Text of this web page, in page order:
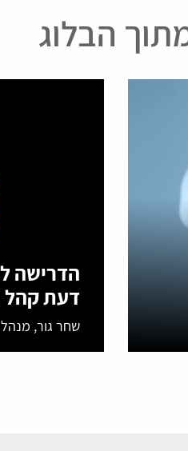
הבלוג
הדרישה
דעת קהל
שחר גור,